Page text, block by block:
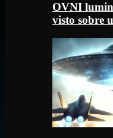
OVNI
visto sobre